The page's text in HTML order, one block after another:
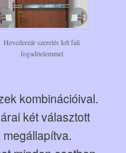
Hevederzár szerelés két fali
fogadóelemmel
kombinációival.
két választott